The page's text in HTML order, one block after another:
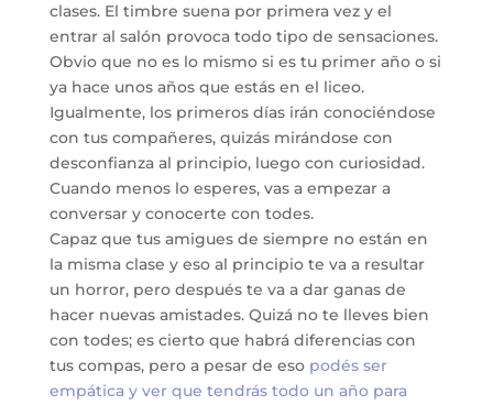
clases. El timbre suena por primera vez y el
entrar al salón provoca todo tipo de sensaciones.
Obvio que no es lo mismo si es tu primer año o si
ya hace unos años que estás en el liceo.
Igualmente, los primeros días irán conociéndose
con tus compañeres, quizás mirándose con
desconfianza al principio, luego con curiosidad.
Cuando menos lo esperes, vas a empezar a
conversar y conocerte con todes.
Capaz que tus amigues de siempre no están en
la misma clase y eso al principio te va a resultar
un horror, pero después te va a dar ganas de
hacer nuevas amistades. Quizá no te lleves bien
con todes; es cierto que habrá diferencias con
tus compas, pero a pesar de esopodés ser
empática y ver que tendrás todo un año para